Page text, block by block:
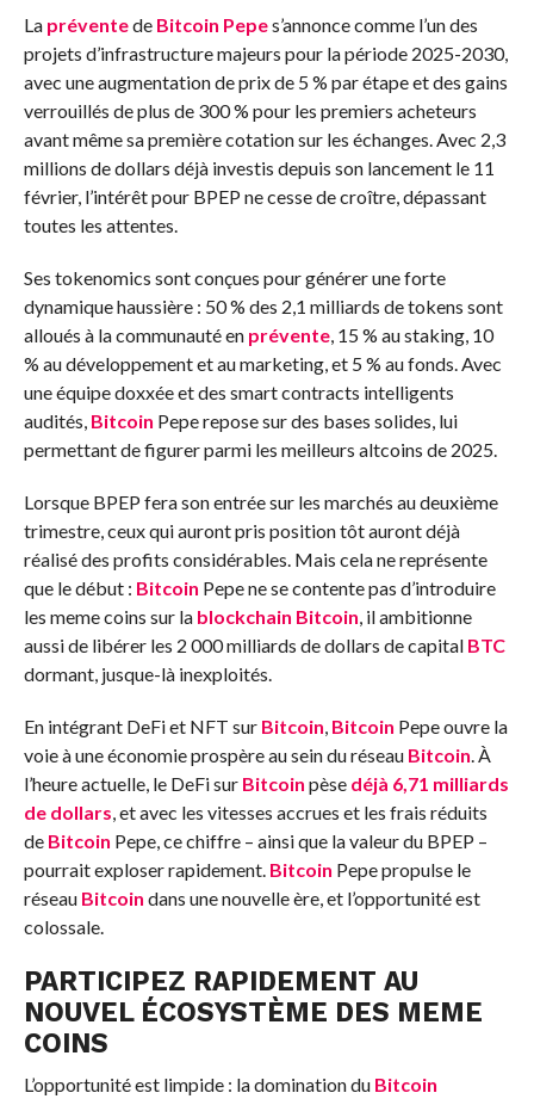
La préventede Bitcoin Pepes’annonce comme l’un des
projets d’infrastructure majeurs pour la période 2025-2030,
avec une augmentation de prix de 5 % par étape et des gains
verrouillés de plus de 300 % pour les premiers acheteurs
avant même sa première cotation sur les échanges. Avec 2,3
millions de dollars déjà investis depuis son lancement le 11
février, l’intérêt pour BPEP ne cesse de croître, dépassant
toutes les attentes.
Ses tokenomics sont conçues pour générer une forte
dynamique haussière : 50 % des 2,1 milliards de tokens sont
alloués à la communauté en prévente, 15 % au staking, 10
% au développement et au marketing, et 5 % au fonds. Avec
une équipe doxxée et des smart contracts intelligents
audités, Bitcoin Pepe repose sur des bases solides, lui
permettant de figurer parmi les meilleurs altcoins de 2025.
Lorsque BPEP fera son entrée sur les marchés au deuxième
trimestre, ceux qui auront pris position tôt auront déjà
réalisé des profits considérables. Mais cela ne représente
que le début : Bitcoin Pepe ne se contente pas d’introduire
les meme coins sur la blockchain Bitcoin, il ambitionne
aussi de libérer les 2 000 milliards de dollars de capital BTC
dormant, jusque-là inexploités.
En intégrant DeFi et NFT sur Bitcoin, Bitcoin Pepe ouvre la
voie à une économie prospère au sein du réseau Bitcoin. À
l’heure actuelle, le DeFi sur Bitcoin pèse déjà 6,71 milliards
de dollars, et avec les vitesses accrues et les frais réduits
de Bitcoin Pepe, ce chiffre – ainsi que la valeur du BPEP –
pourrait exploser rapidement. Bitcoin Pepe propulse le
réseau Bitcoin dans une nouvelle ère, et l’opportunité est
colossale.
PARTICIPEZ RAPIDEMENT AU
NOUVEL ÉCOSYSTÈME DES MEME
COINS
L’opportunité est limpide : la domination du Bitcoin